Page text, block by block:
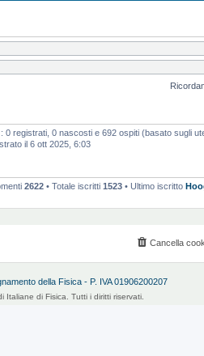
0 registrati, 0 nascosti e 692 ospiti (basato sugli
il 6 ott 2025, 6:03
2622 • Totale iscritti 1523 • Ultimo iscritto
Cancella
della Fisica - P. IVA 01906200207
Italiane di Fisica. Tutti i diritti riservati.